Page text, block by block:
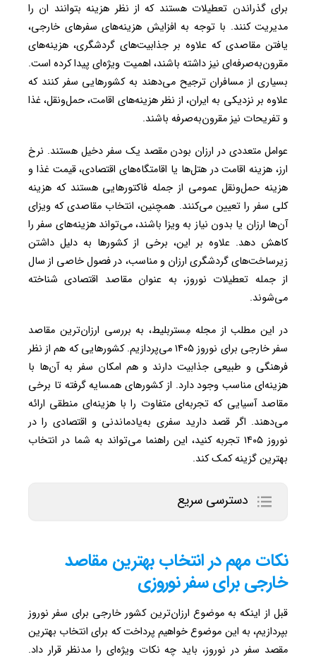
برای گذراندن تعطیلات هستند که از نظر هزینه بتوانند ان را
مدیریت کنند. با توجه به افزایش هزینه‌های سفرهای خارجی،
یافتن مقاصدی که علاوه بر جذابیت‌های گردشگری، هزینه‌های
مقرون‌به‌صرفه‌ای نیز داشته باشند، اهمیت ویژه‌ای پیدا کرده است.
بسیاری از مسافران ترجیح می‌دهند به کشورهایی سفر کنند که
علاوه بر نزدیکی به ایران، از نظر هزینه‌های اقامت، حمل‌ونقل، غذا
و تفریحات نیز مقرون‌به‌صرفه باشند.
عوامل متعددی در ارزان بودن مقصد یک سفر دخیل هستند. نرخ
ارز، هزینه اقامت در هتل‌ها یا اقامتگاه‌های اقتصادی، قیمت غذا و
هزینه حمل‌ونقل عمومی از جمله فاکتورهایی هستند که هزینه
کلی سفر را تعیین می‌کنند. همچنین، انتخاب مقاصدی که ویزای
آن‌ها ارزان یا بدون نیاز به ویزا باشند، می‌تواند هزینه‌های سفر را
کاهش دهد. علاوه بر این، برخی از کشورها به دلیل داشتن
زیرساخت‌های گردشگری ارزان و مناسب، در فصول خاصی از سال
از جمله تعطیلات نوروز، به عنوان مقاصد اقتصادی شناخته
می‌شوند.
در این مطلب از مجله مِستربلیط، به بررسی ارزان‌ترین مقاصد
سفر خارجی برای نوروز ۱۴۰۵ می‌پردازیم. کشورهایی که هم از نظر
فرهنگی و طبیعی جذابیت دارند و هم امکان سفر به آن‌ها با
هزینه‌ای مناسب وجود دارد. از کشورهای همسایه گرفته تا برخی
مقاصد آسیایی که تجربه‌ای متفاوت را با هزینه‌ای منطقی ارائه
می‌دهند. اگر قصد دارید سفری به‌یادماندنی و اقتصادی را در
نوروز ۱۴۰۵ تجربه کنید، این راهنما می‌تواند به شما در انتخاب
بهترین گزینه کمک کند.
دسترسی سریع
نکات مهم در انتخاب بهترین مقاصد
خارجی برای سفر نوروزی
قبل از اینکه به موضوع ارزان‌ترین کشور خارجی برای سفر نوروز
بپردازیم، به این موضوع خواهیم پرداخت که برای انتخاب بهترین
مقصد سفر در نوروز، باید چه نکات ویژه‌ای را مدنظر قرار داد.